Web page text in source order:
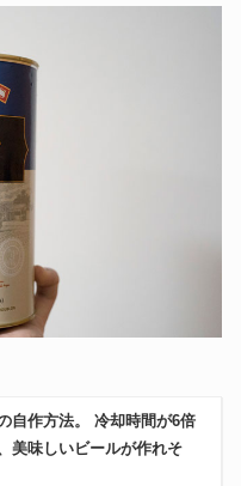
自作方法。 冷却時間が6倍
美味しいビールが作れそ